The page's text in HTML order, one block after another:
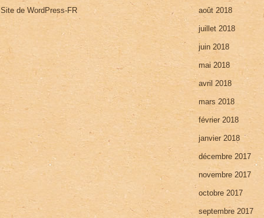
Site de WordPress-FR août 2018
juillet 2018
juin 2018
mai 2018
avril 2018
mars 2018
février 2018
janvier 2018
décembre 2017
novembre 2017
octobre 2017
septembre 2017